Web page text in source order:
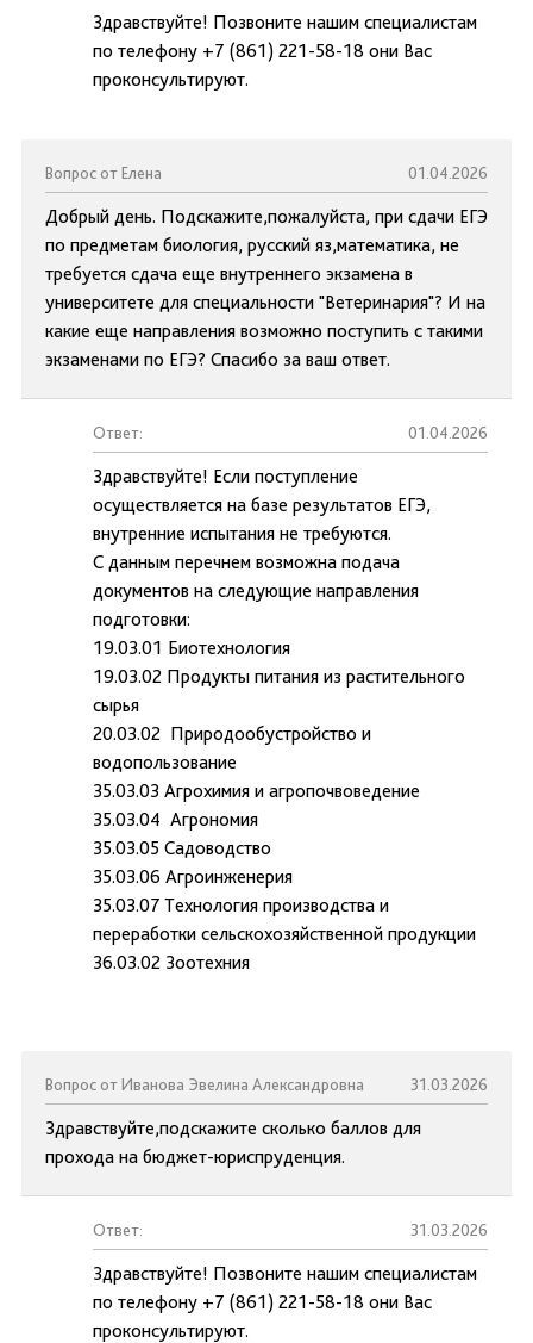
Здравствуйте! Позвоните нашим специалистам
по телефону +7 (861) 221-58-18 они Вас
проконсультируют.
Вопрос от Елена 01.04.2026
Добрый день. Подскажите,пожалуйста, при сдачи ЕГЭ
по предметам биология, русский яз,математика, не
требуется сдача еще внутреннего экзамена в
университете для специальности "Ветеринария"? И на
какие еще направления возможно поступить с такими
экзаменами по ЕГЭ? Спасибо за ваш ответ.
Ответ: 01.04.2026
Здравствуйте! Если поступление
осуществляется на базе результатов ЕГЭ,
внутренние испытания не требуются.
С данным перечнем возможна подача
документов на следующие направления
подготовки:
19.03.01 Биотехнология
19.03.02 Продукты питания из растительного
сырья
20.03.02 Природообустройство и
водопользование
35.03.03 Агрохимия и агропочвоведение
35.03.04 Агрономия
35.03.05 Садоводство
35.03.06 Агроинженерия
35.03.07 Технология производства и
переработки сельскохозяйственной продукции
36.03.02 Зоотехния
Вопрос от Иванова Эвелина Александровна 31.03.2026
Здравствуйте,подскажите сколько баллов для
прохода на бюджет-юриспруденция.
Ответ: 31.03.2026
Здравствуйте! Позвоните нашим специалистам
по телефону +7 (861) 221-58-18 они Вас
проконсультируют.